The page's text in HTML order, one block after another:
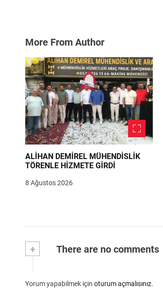
More From Author
ALİHAN DEMİREL MÜHENDİSLİK
TÖRENLE HİZMETE GİRDİ
8 Ağustos 2026
+ There are no comments
Yorum yapabilmek için oturum açmalısınız.